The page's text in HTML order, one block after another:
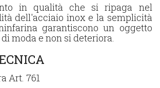
in qualità che si ripaga nel
dell'acciaio inox e la semplicità
garantiscono un oggetto
moda e non si deteriora.
Art. 761